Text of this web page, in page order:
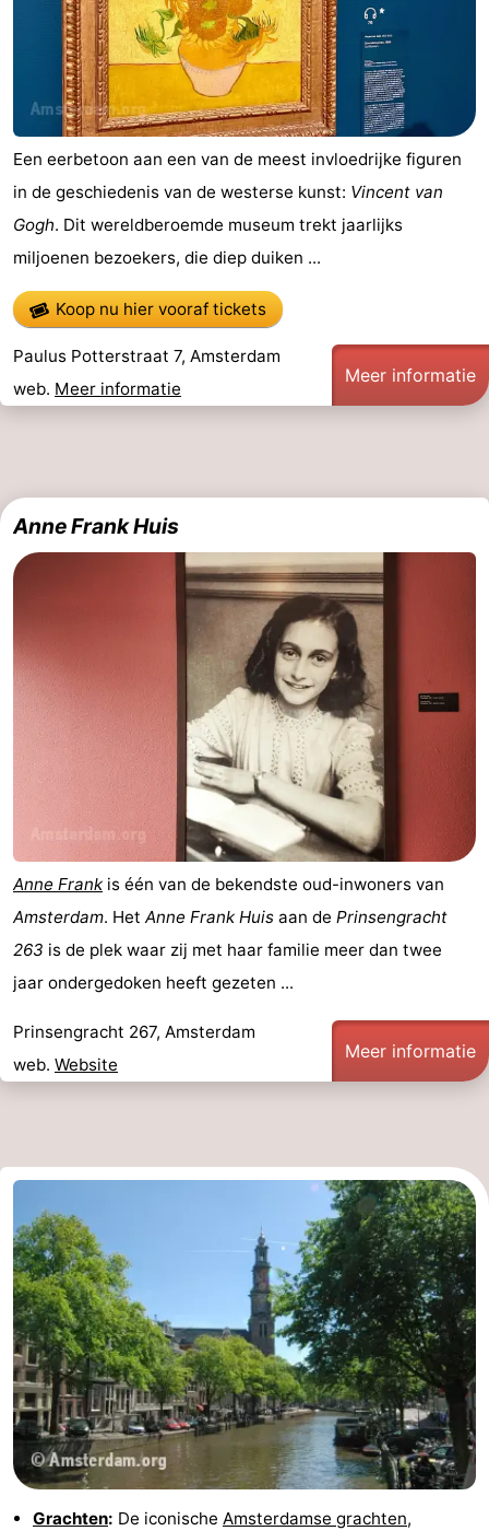
Een eerbetoon aan een van de meest invloedrijke figuren
in de geschiedenis van de westerse kunst: Vincent van
Gogh. Dit wereldberoemde museum trekt jaarlijks
miljoenen bezoekers, die diep duiken ...
Koop nu hier vooraf tickets
Paulus Potterstraat 7, Amsterdam
web. Meer informatie
Meer informatie
Anne Frank Huis
Anne Frank is één van de bekendste oud-inwoners van
Amsterdam. Het Anne Frank Huis aan de Prinsengracht
263 is de plek waar zij met haar familie meer dan twee
jaar ondergedoken heeft gezeten ...
Prinsengracht 267, Amsterdam
web. Website
Meer informatie
Grachten: De iconische Amsterdamse grachten,